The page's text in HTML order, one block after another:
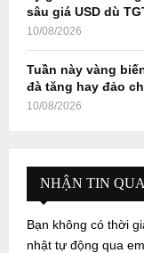
sâu giá USD dù
10/08/2026
Tuần này vàng
đà tăng hay đảo
10/08/2026
NHẬN TIN
Bạn không có thời
nhật tự động qua